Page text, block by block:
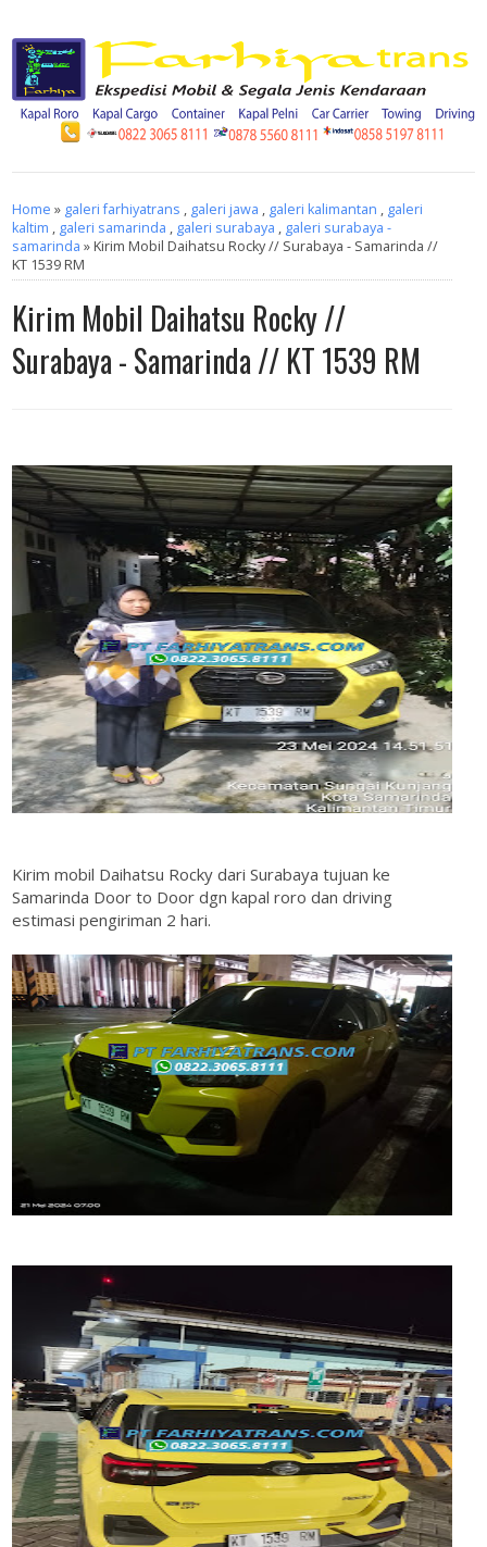
Home » galeri farhiyatrans , galeri jawa , galeri kalimantan , galeri
kaltim , galeri samarinda , galeri surabaya , galeri surabaya -
samarinda » Kirim Mobil Daihatsu Rocky // Surabaya - Samarinda //
KT 1539 RM
Kirim Mobil Daihatsu Rocky //
Surabaya - Samarinda // KT 1539 RM
Kirim mobil Daihatsu Rocky dari Surabaya tujuan ke
Samarinda Door to Door dgn kapal roro dan driving
estimasi pengiriman 2 hari.